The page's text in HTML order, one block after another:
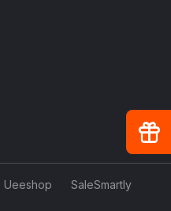
Ueeshop
SaleSmartly